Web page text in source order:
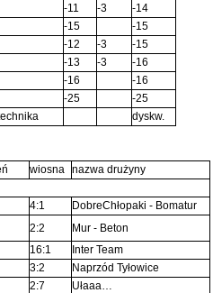
-11 -3
-14
-15
-15
-12 -3
-15
-13 -3
-16
-16
-16
-25
-25
dyskw.
wiosna nazwa drużyny
4:1
DobreChłopaki - Bomatur
2:2
Mur - Beton
16:1
Inter Team
3:2
Naprzód Tyłowice
2:7 Ułaaa…